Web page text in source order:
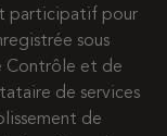
participatif pour
sous
Contrôle et de
de services
de